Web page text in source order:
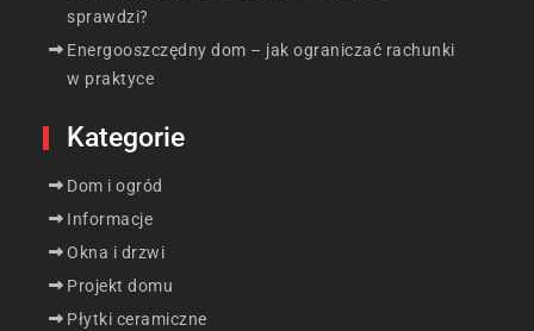
sprawdzi?
Energooszczędny dom – jak ograniczać rachunki
w praktyce
Kategorie
Dom i ogród
Informacje
Okna i drzwi
Projekt domu
Płytki ceramiczne